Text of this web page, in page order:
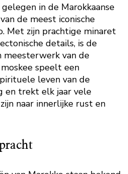
in de Marokkaanse
de meest iconische
Met zijn prachtige minaret
details, is de
meesterwerk van de
speelt een
leven van de
en trekt elk jaar vele
naar innerlijke rust en